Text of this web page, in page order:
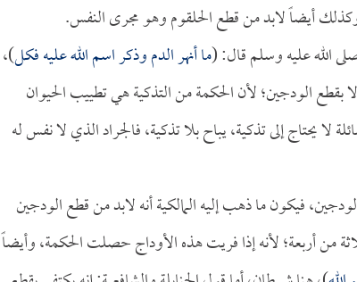
أيضاً لابد من قطع الحلقوم وهو مجرى النفس.
الله عليه وسلم قال: (ما أنهر الدم وذكر اسم الله عليه فكل)،
بقطع الودجين؛ لأن الحكمة من التذكية هي تطييب الحيوان
يحتاج إلى تذكية، يباح بلا تذكية، فالجراد الذي لا نفس له
فيكون ما ذهب إليه المالكية أنه لابد من قطع الودجين
من أربعة؛ لأنه إذا فريت هذه الأوداج حصلت الحكمة، وأيضاً